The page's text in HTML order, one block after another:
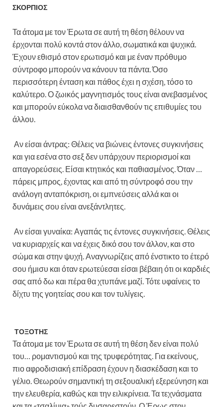
ΣΚΟΡΠΙΟΣ
Τα άτομα με τον Έρωτα σε αυτή τη θέση θέλουν να
έρχονται πολύ κοντά στον άλλο, σωματικά και ψυχικά.
Έχουν εθισμό στον ερωτισμό και με έναν πρόθυμο
σύντροφο μπορούν να κάνουν τα πάντα. Όσο
περισσότερη ένταση και πάθος έχει η σχέση, τόσο το
καλύτερο. Ο ζωικός μαγνητισμός τους είναι ανεβασμένος
και μπορούν εύκολα να διαισθανθούν τις επιθυμίες του
άλλου.
Αν είσαι άντρας: Θέλεις να βιώνεις έντονες συγκινήσεις
και για εσένα στο σεξ δεν υπάρχουν περιορισμοί και
απαγορεύσεις. Είσαι κτητικός και παθιασμένος. Όταν …
πάρεις μπρος, έχοντας και από τη σύντροφό σου την
ανάλογη ανταπόκριση, οι εμπνεύσεις αλλά και οι
δυνάμεις σου είναι ανεξάντλητες.
Αν είσαι γυναίκα: Αγαπάς τις έντονες συγκινήσεις. Θέλεις
να κυριαρχείς και να έχεις δικό σου τον άλλον, και στο
σώμα και στην ψυχή. Αναγνωρίζεις από ένστικτο το έτερό
σου ήμισυ και όταν ερωτεύεσαι είσαι βέβαιη ότι οι καρδιές
σας από δω και πέρα θα χτυπάνε μαζί. Τότε υφαίνεις το
δίχτυ της γοητείας σου και τον τυλίγεις.
ΤΟΞΟΤΗΣ
Τα άτομα με τον Έρωτα σε αυτή τη θέση δεν είναι πολύ
του… ρομαντισμού και της τρυφερότητας. Για εκείνους,
πιο αφροδισιακή επίδραση έχουν η διασκέδαση και το
γέλιο. Θεωρούν σημαντική τη σεξουαλική εξερεύνηση και
την ελευθερία, καθώς και την ειλικρίνεια. Τα τεχνάσματα